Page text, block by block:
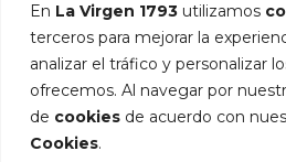
En La Virgen 1793 utilizamos
terceros para mejorar la
analizar el tráfico y personalizar
ofrecemos. Al navegar por
de cookies de acuerdo con
Cookies.
I
n
s
t
a
RRSS Chocolates
I
n
i